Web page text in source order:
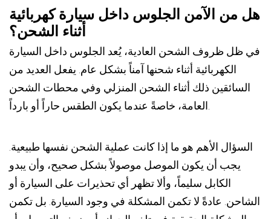
هل من الآمن الجلوس داخل سيارة كهربائية
أثناء الشحن؟
في ظل ظروف الشحن العادية، يُعد الجلوس داخل السيارة
الكهربائية أثناء شحنها آمناً بشكل عام. يفعل العديد من
السائقين ذلك أثناء الشحن المنزلي وفي محطات الشحن
السؤال الأهم هو ما إذا كانت عملية الشحن نفسها طبيعية.
يجب أن يكون الموصل موصولاً بشكل صحيح، وأن يبدو
الكابل سليماً، وألا تظهر أي تحذيرات على السيارة أو
الشاحن. عادةً لا تكمن المشكلة في وجود السيارة. بل تكمن